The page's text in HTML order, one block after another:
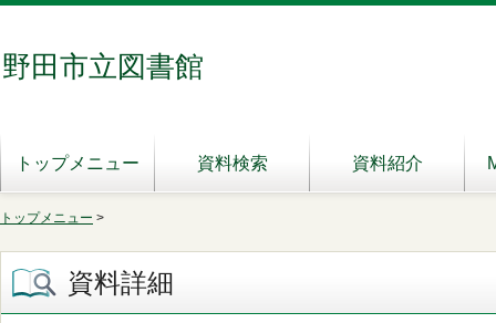
野田市立図書館
トップメニュー 資料検索 資料紹介
トップメニュー >
資料詳細